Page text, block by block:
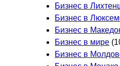
Бизнес в
Бизнес в
Бизнес в
Бизнес в мире
Бизнес в